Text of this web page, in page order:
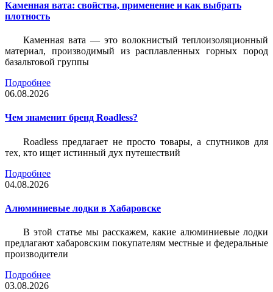
Каменная вата: свойства, применение и как выбрать
плотность
Каменная вата — это волокнистый теплоизоляционный
материал, производимый из расплавленных горных пород
базальтовой группы
Подробнее
06.08.2026
Чем знаменит бренд Roadless?
Roadless предлагает не просто товары, а спутников для
тех, кто ищет истинный дух путешествий
Подробнее
04.08.2026
Алюминиевые лодки в Хабаровске
В этой статье мы расскажем, какие алюминиевые лодки
предлагают хабаровским покупателям местные и федеральные
производители
Подробнее
03.08.2026